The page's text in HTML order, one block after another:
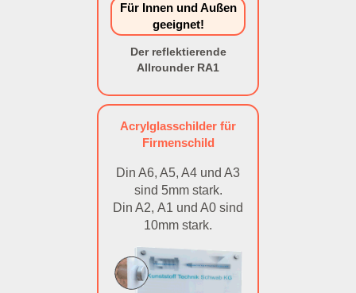
Für Innen und Außen
geeignet!
Der reflektierende
Allrounder RA1
Acrylglasschilder für
Firmenschild
Din A6, A5, A4 und A3
sind 5mm stark.
Din A2, A1 und A0 sind
10mm stark.